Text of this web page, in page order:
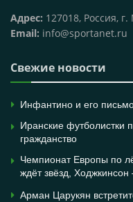
Адрес: 127018, Россия,
Email: info@sportanet.ru
Свежие новости
Инфантино и его
Иранские футболистки
гражданство
Чемпионат Европы по
ждёт звёзд,
Арман Царукян